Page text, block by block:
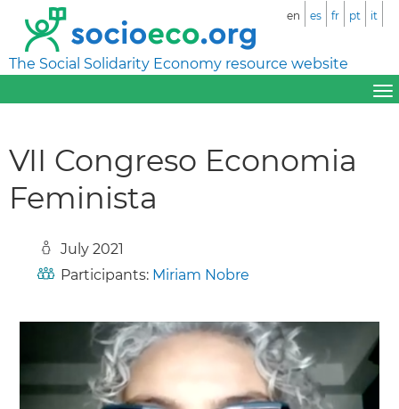
The Social Solidarity Economy resource website
en es fr pt it
VII Congreso Economia
Feminista
July 2021
Participants: Miriam Nobre